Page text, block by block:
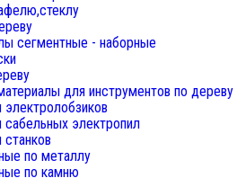
сегментные - наборные
для инструментов по дереву
сабельных электропил
по металлу
по камню